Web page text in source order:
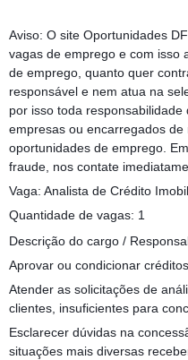
Aviso: O site Oportunidades
vagas de emprego e com isso
de emprego, quanto quer
responsável e nem atua na
por isso toda
empresas ou encarregados
oportunidades de emprego.
fraude, nos contate
Vaga: Analista de Crédito
Quantidade de vagas: 1
Descrição do cargo /
Aprovar ou condicionar
Atender as solicitações de
clientes, insuficientes para
Esclarecer dúvidas na
situações mais diversas